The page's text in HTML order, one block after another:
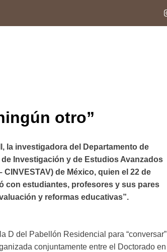
otro”
la investigadora del Departamento de
Investigación y de Estudios Avanzados
de México, quien el 22 de
con estudiantes, profesores y sus pares
y reformas educativas”.
D del Pabellón Residencial para “conversar”
conjuntamente entre el Doctorado en